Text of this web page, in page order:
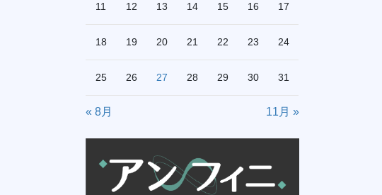
11 12 13 14 15 16 17
18 19 20 21 22 23 24
25 26 27 28 29 30 31
« 8月 11月 »